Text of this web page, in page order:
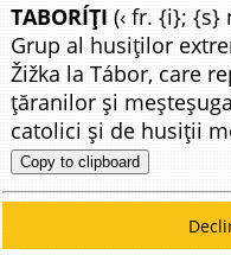
TABORÍȚI (‹ fr. {i}; {s}
Grup al husiților
Žižka la Tábor, care
țăranilor și
catolici și de husiții
Copy to clipboard